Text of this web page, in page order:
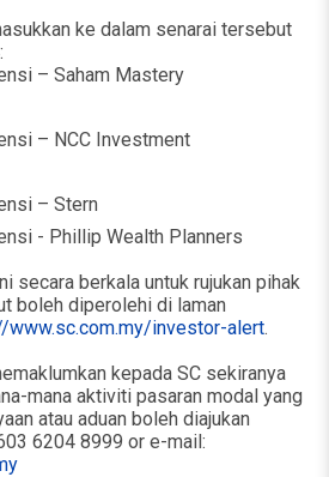
ke dalam senarai tersebut
– Saham Mastery
– NCC Investment
– Stern
- Phillip Wealth Planners
secara berkala untuk rujukan pihak
boleh diperolehi di laman
www.sc.com.my/investor-alert.
kepada SC sekiranya
mana aktiviti pasaran modal yang
atau aduan boleh diajukan
6204 8999 or e-mail: